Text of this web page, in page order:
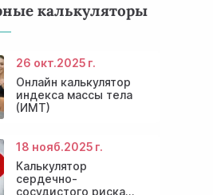
калькуляторы
26 окт.2025 г.
Онлайн калькулятор
индекса массы тела
(ИМТ)
18 нояб.2025 г.
Калькулятор
сердечно-
сосудистого риска